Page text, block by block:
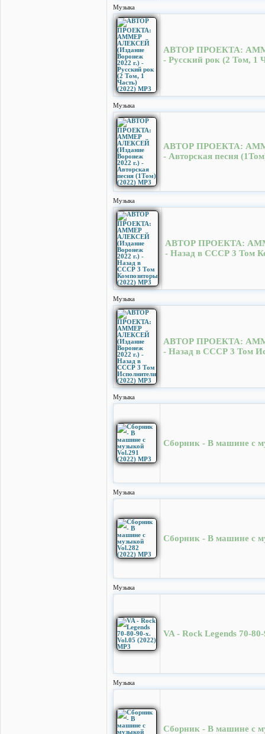
Музыка
АВТОР ПРОЕКТА:
- Русский рок (2 Том, 1
Музыка
АВТОР ПРОЕКТА:
- Авторская песня
Музыка
АВТОР ПРОЕКТА:
- Назад в СССР 3 Том
Музыка
АВТОР ПРОЕКТА:
- Назад в СССР 3 Том
Музыка
Сборник - В машине с
Музыка
Сборник - В машине с
Музыка
VA - Rock Legends 70-
Музыка
Сборник - В машине с